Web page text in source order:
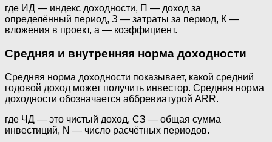
где ИД — индекс доходности, П — доход за
определённый период, З — затраты за период, К —
вложения в проект, а — коэффициент.
Средняя и внутренняя норма доходности
Средняя норма доходности показывает, какой средний
годовой доход может получить инвестор. Средняя норма
доходности обозначается аббревиатурой ARR.
где ЧД — это чистый доход, СЗ — общая сумма
инвестиций, N — число расчётных периодов.